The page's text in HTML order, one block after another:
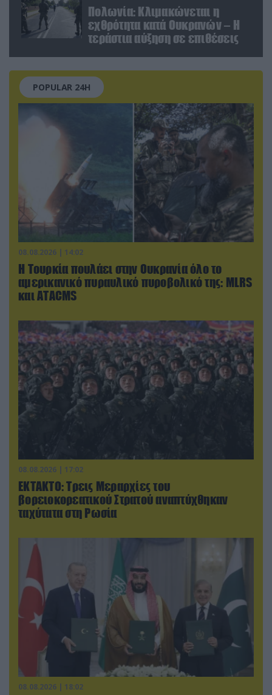
Πολωνία: Κλιμακώνεται η
εχθρότητα κατά Ουκρανών – Η
τεράστια αύξηση σε επιθέσεις
POPULAR 24H
08.08.2026 | 14:02
Η Τουρκία πουλάει στην Ουκρανία όλο το
αμερικανικό πυραυλικό πυροβολικό της: MLRS
και ΑΤΑCMS
08.08.2026 | 17:02
ΕΚΤΑΚΤΟ: Τρεις Μεραρχίες του
βορειοκορεατικού Στρατού αναπτύχθηκαν
ταχύτατα στη Ρωσία
08.08.2026 | 18:02